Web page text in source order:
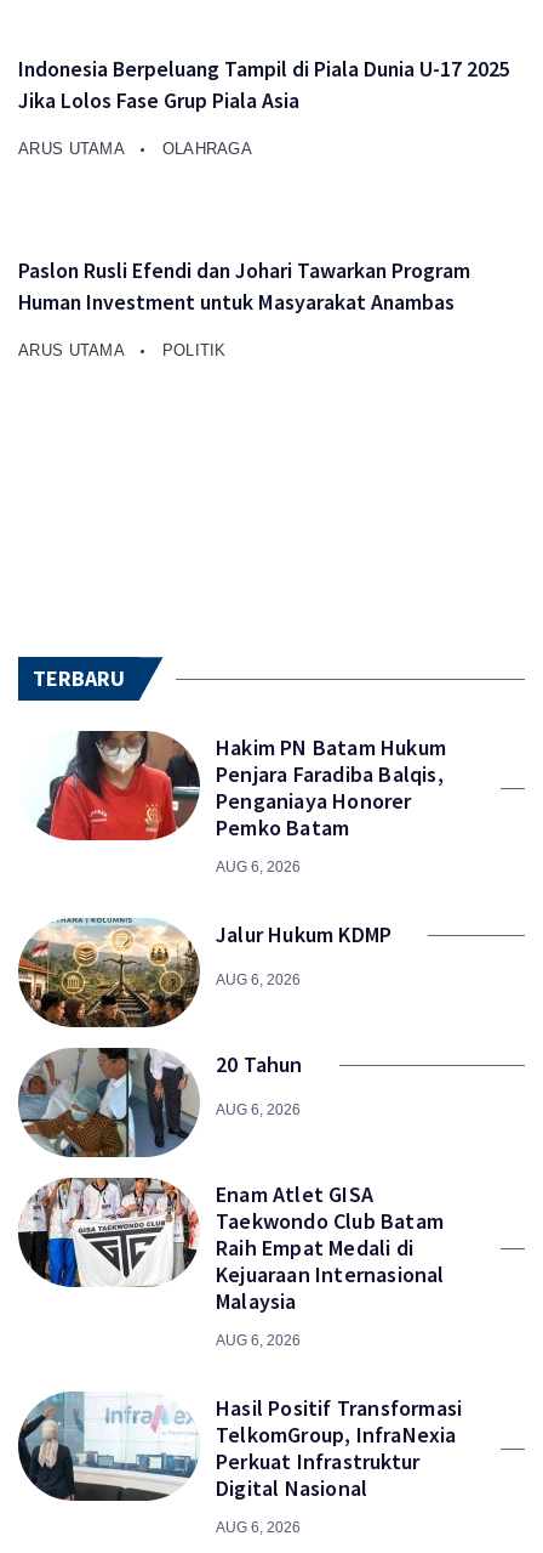
Indonesia Berpeluang Tampil di Piala Dunia U-17 2025
Jika Lolos Fase Grup Piala Asia
ARUS UTAMA OLAHRAGA
Paslon Rusli Efendi dan Johari Tawarkan Program
Human Investment untuk Masyarakat Anambas
ARUS UTAMA POLITIK
TERBARU
Hakim PN Batam Hukum
Penjara Faradiba Balqis,
Penganiaya Honorer
Pemko Batam
AUG 6, 2026
Jalur Hukum KDMP
AUG 6, 2026
20 Tahun
AUG 6, 2026
Enam Atlet GISA
Taekwondo Club Batam
Raih Empat Medali di
Kejuaraan Internasional
Malaysia
AUG 6, 2026
Hasil Positif Transformasi
TelkomGroup, InfraNexia
Perkuat Infrastruktur
Digital Nasional
AUG 6, 2026